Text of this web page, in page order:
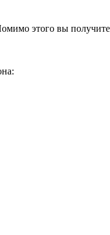
этого вы